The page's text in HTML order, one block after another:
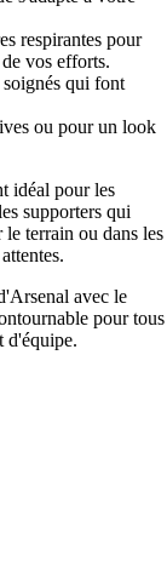
respirantes pour
vos efforts.
qui font
ou pour un look
idéal pour les
supporters qui
terrain ou dans les
avec le
pour tous
d'équipe.